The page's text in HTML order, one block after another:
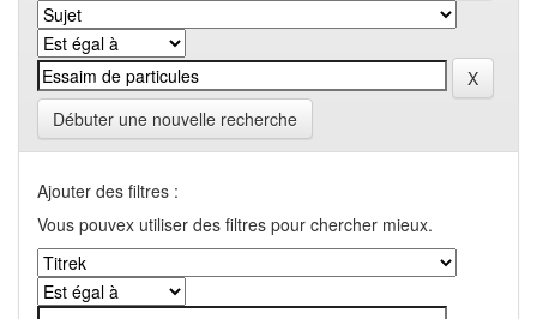
Débuter une nouvelle recherche
Ajouter des filtres :
Vous pouvex utiliser des filtres pour chercher mieux.